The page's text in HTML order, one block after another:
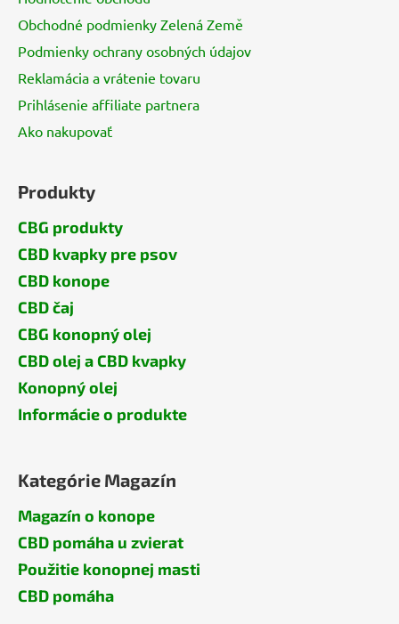
Obchodné podmienky Zelená Země
Podmienky ochrany osobných údajov
Reklamácia a vrátenie tovaru
Prihlásenie affiliate partnera
Ako nakupovať
Produkty
CBG produkty
CBD kvapky pre psov
CBD konope
CBD čaj
CBG konopný olej
CBD olej a CBD kvapky
Konopný olej
Informácie o produkte
Kategórie Magazín
Magazín o konope
CBD pomáha u zvierat
Použitie konopnej masti
CBD pomáha